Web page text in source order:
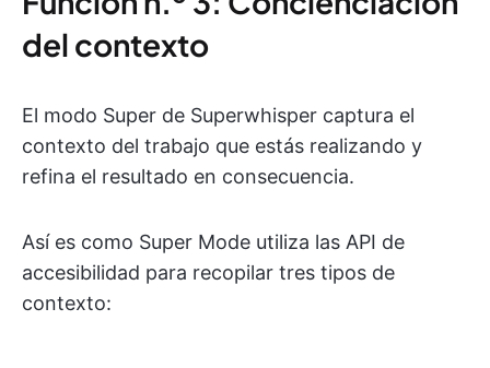
del contexto
El modo Super de Superwhisper captura el
contexto del trabajo que estás realizando y
refina el resultado en consecuencia.
Así es como Super Mode utiliza las API de
accesibilidad para recopilar tres tipos de
contexto: